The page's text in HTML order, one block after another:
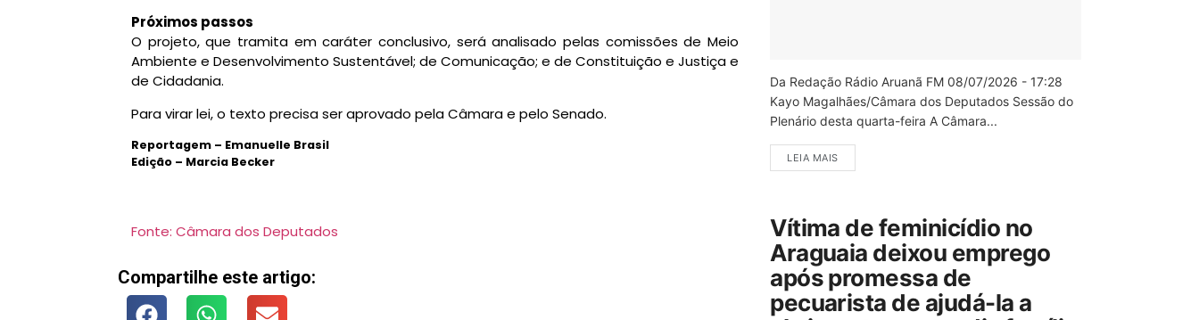
Próximos passos
O projeto, que tramita emcaráter conclusivo, será analisado pelas comissões de Meio
Ambiente e Desenvolvimento Sustentável; de Comunicação; e de Constituição e Justiça e
de Cidadania.
Para virar lei, o texto precisa ser aprovado pela Câmara e pelo Senado.
Reportagem – Emanuelle Brasil
Edição – Marcia Becker
Fonte: Câmara dos Deputados
Compartilhe este artigo:
Da Redação Rádio Aruanã FM 08/07/2026 - 17:28
Kayo Magalhães/Câmara dos Deputados Sessão do
Plenário desta quarta-feira A Câmara...
LEIA MAIS
Vítima de feminicídio no
Araguaia deixou emprego
após promessa de
pecuarista de ajudá-la a